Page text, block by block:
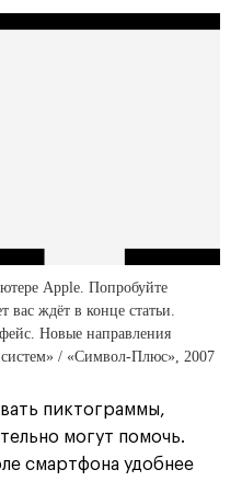
Apple. Попробуйте
вас ждёт в конце статьи.
Новые направления
/ «Символ-Плюс», 2007
пиктограммы,
могут помочь.
смартфона удобнее